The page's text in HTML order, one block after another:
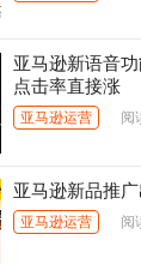
亚马逊新语音
点击率直接涨
亚马逊运营 阅
亚马逊新品推
亚马逊运营 阅